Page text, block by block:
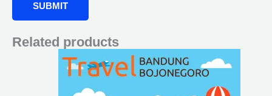
Related products